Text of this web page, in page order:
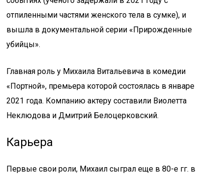
отпиленными частями женского тела в сумке), и
вышла в документальной серии «Прирожденные
убийцы».
Главная роль у Михаила Витальевича в комедии
«Портной», премьера которой состоялась в январе
2021 года. Компанию актеру составили Виолетта
Неклюдова и Дмитрий Белоцерковский.
Карьера
Первые свои роли, Михаил сыграл еще в 80-е гг. в